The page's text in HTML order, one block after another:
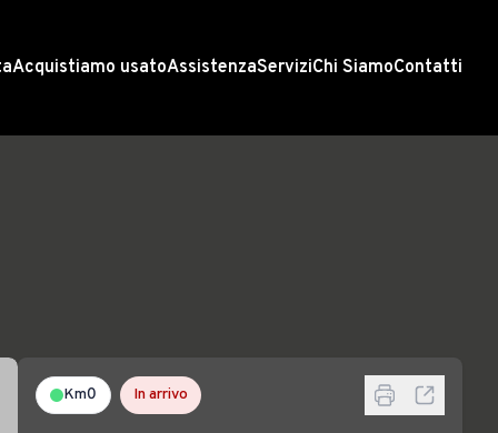
Acquistiamo usatoAssistenzaServiziChi SiamoContatti
Km0 In arrivo